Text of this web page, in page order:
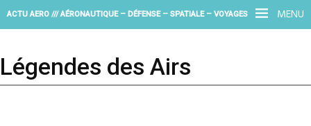
MENU
ACTU AERO /// AÉRONAUTIQUE – DÉFENSE – SPATIALE – VOYAGES
Légendes des Airs